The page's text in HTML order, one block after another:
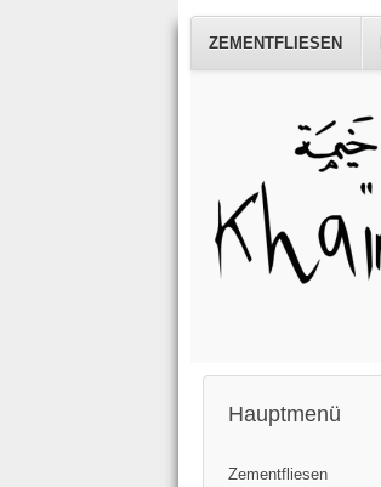
ZEMENTFLIESEN
Hauptmenü
Zementfliesen